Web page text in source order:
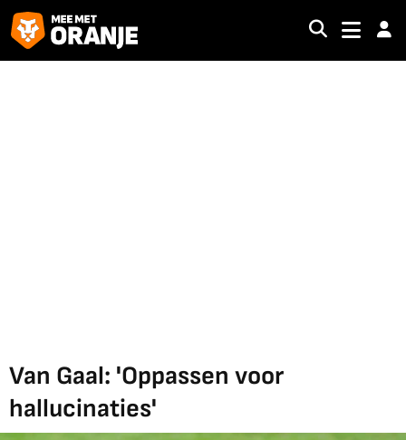
Van Gaal: 'Oppassen voor
hallucinaties'